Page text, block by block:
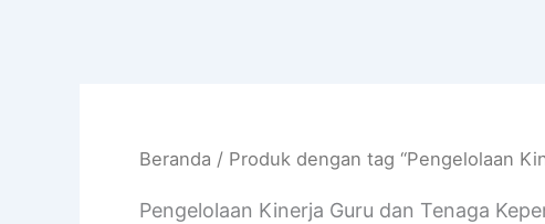
Beranda / Produk dengan tag “Pengelolaan
Pengelolaan Kinerja Guru dan Tenaga